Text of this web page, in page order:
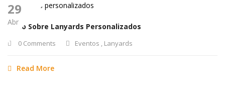
29
Abr
Todo Sobre Lanyards Personalizados
0 Comments Eventos , Lanyards
Read More